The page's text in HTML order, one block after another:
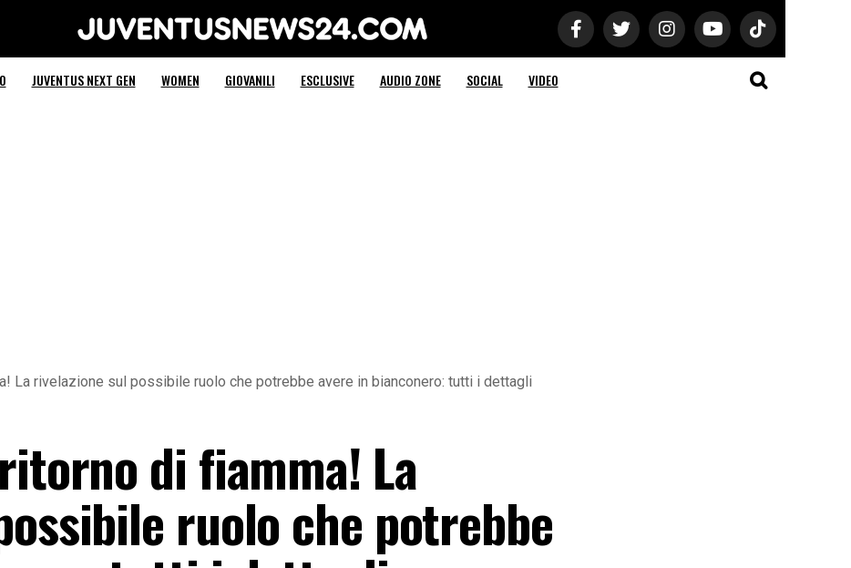
Juventus News 24
JUVENTUS NEXT GEN WOMEN GIOVANILI ESCLUSIVE AUDIO ZONE SOCIAL VIDEO
La rivelazione sul possibile ruolo che potrebbe avere in bianconero: tutti i dettagli
di fiamma! La
ruolo che potrebbe